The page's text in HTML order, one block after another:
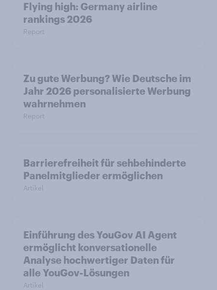
Flying high: Germany airline
rankings 2026
Report
Zu gute Werbung? Wie Deutsche im
Jahr 2026 personalisierte Werbung
wahrnehmen
Report
Barrierefreiheit für sehbehinderte
Panelmitglieder ermöglichen
Artikel
Einführung des YouGov AI Agent
ermöglicht konversationelle
Analyse hochwertiger Daten für
alle YouGov-Lösungen
Artikel